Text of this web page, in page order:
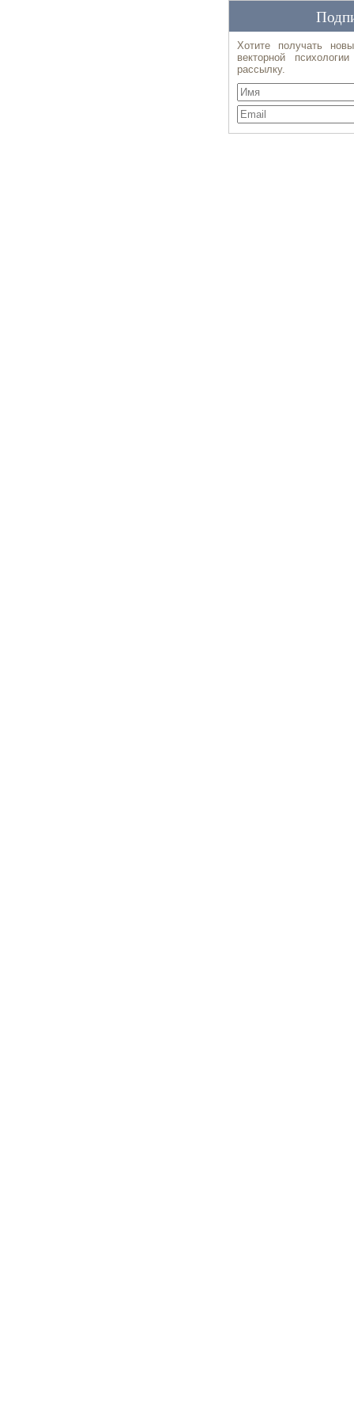
Хотите получать
векторной
рассылку.